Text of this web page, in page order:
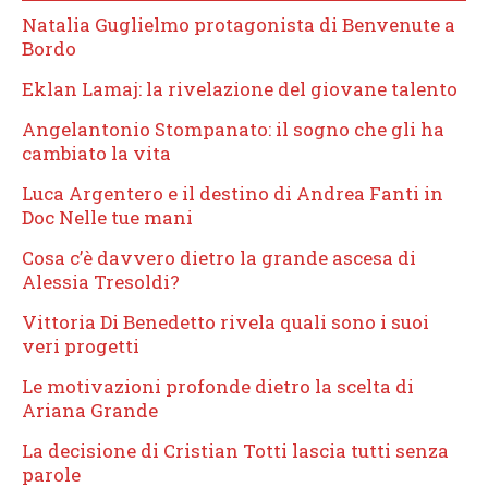
Natalia Guglielmo protagonista di Benvenute a
Bordo
Eklan Lamaj: la rivelazione del giovane talento
Angelantonio Stompanato: il sogno che gli ha
cambiato la vita
Luca Argentero e il destino di Andrea Fanti in
Doc Nelle tue mani
Cosa c’è davvero dietro la grande ascesa di
Alessia Tresoldi?
Vittoria Di Benedetto rivela quali sono i suoi
veri progetti
Le motivazioni profonde dietro la scelta di
Ariana Grande
La decisione di Cristian Totti lascia tutti senza
parole